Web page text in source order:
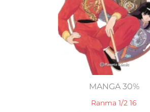
MANGA 30%
Ranma 1/2 16